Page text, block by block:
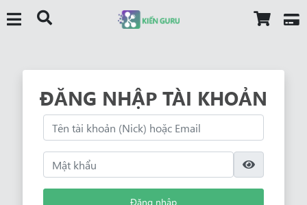
ĐĂNG NHẬP TÀI KHOẢN
Đăng nhập